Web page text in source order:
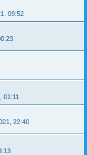
09:52
01:11
22:40